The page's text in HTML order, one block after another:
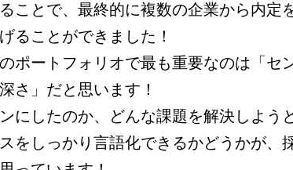
ことで、最終的に複数の企業から内定
ることができました！
ポートフォリオで最も重要なのは「セ
さ」だと思います！
にしたのか、どんな課題を解決しよう
をしっかり言語化できるかどうかが、